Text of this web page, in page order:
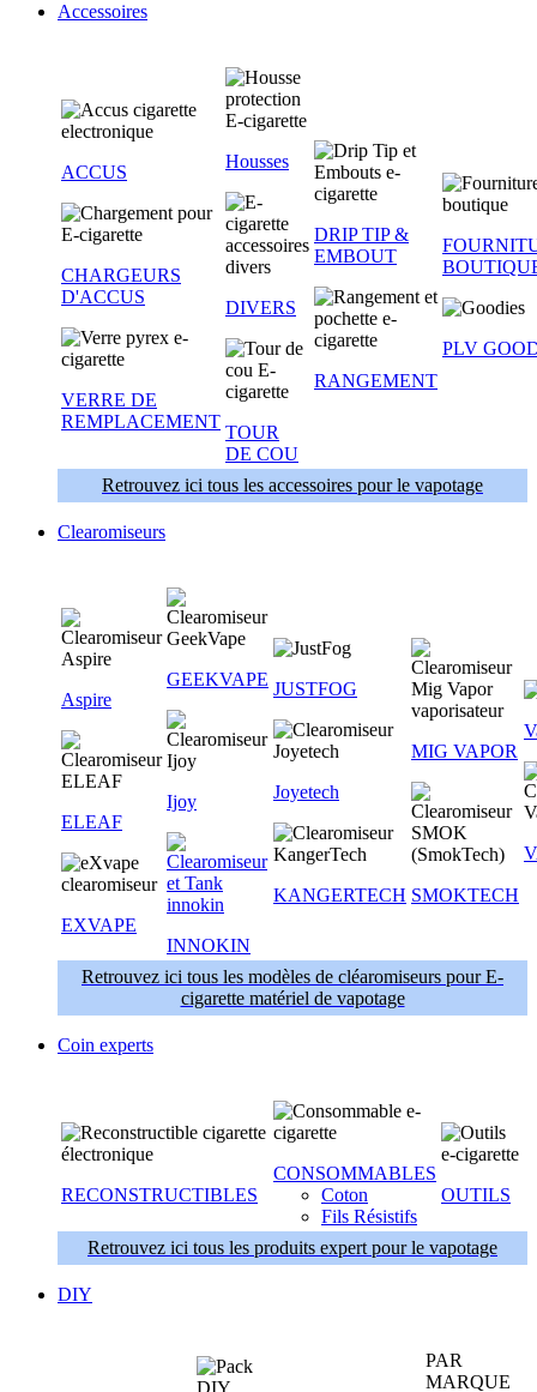
Accessoires
ACCUS
CHARGEURS
D'ACCUS
VERRE DE
REMPLACEMENT
Housses
DIVERS
TOUR
DE COU
DRIP TIP &
EMBOUT
RANGEMENT
PLV
Retrouvez ici tous les accessoires pour le vapotage
Clearomiseurs
Aspire
ELEAF
EXVAPE
GEEKVAPE
Ijoy
INNOKIN
JUSTFOG
Joyetech
KANGERTECH
MIG VAPOR
SMOKTECH
Retrouvez ici tous les modèles de cléaromiseurs pour E-
cigarette matériel de vapotage
Coin experts
RECONSTRUCTIBLES
CONSOMMABLES
Coton
Fils Résistifs
OUTILS
Retrouvez ici tous les produits expert pour le vapotage
DIY
PAR
MARQUE